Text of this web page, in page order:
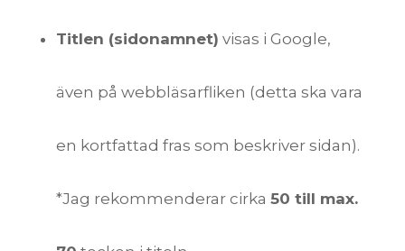
Titlen (sidonamnet) visas i Google,
även på webbläsarfliken (detta ska vara
en kortfattad fras som beskriver sidan).
*Jag rekommenderar cirka 50 till max.